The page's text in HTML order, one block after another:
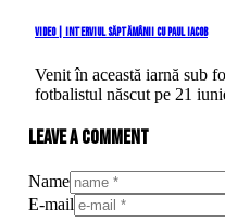
VIDEO | Interviul săptămânii cu Paul Iacob
Venit în această iarnă sub
fotbalistul născut pe 21
Leave a comment
Name
E-mail